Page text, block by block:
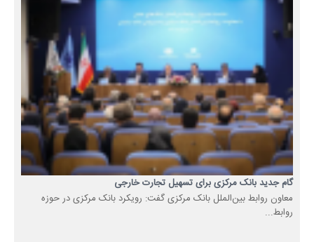
گام جدید بانک مرکزی برای تسهیل تجارت خارجی
معاون روابط بین‌الملل بانک مرکزی گفت: رویکرد بانک مرکزی در حوزه
روابط...